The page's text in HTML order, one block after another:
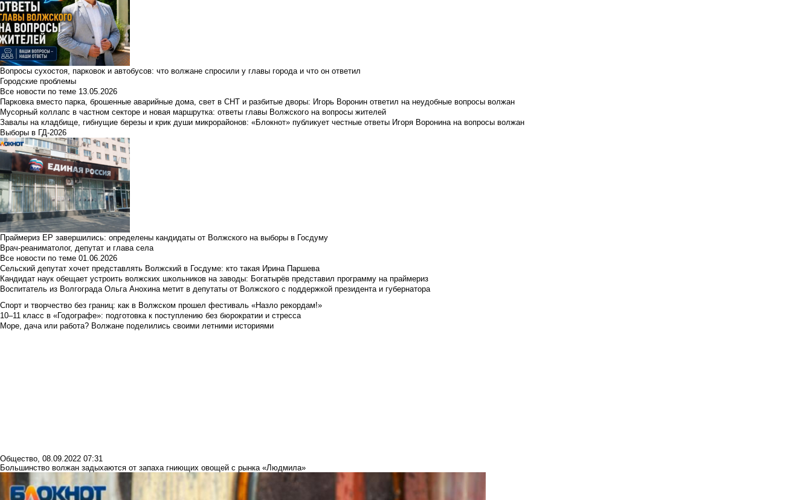
Вопросы сухостоя, парковок и автобусов: что волжане спросили у главы города и что он ответил
Городские проблемы
Все новости по теме 13.05.2026
Парковка вместо парка, брошенные аварийные дома, свет в СНТ и разбитые дворы: Игорь Воронин ответил на неудобные вопросы волжан
Мусорный коллапс в частном секторе и новая маршрутка: ответы главы Волжского на вопросы жителей
Завалы на кладбище, гибнущие березы и крик души микрорайонов: «Блокнот» публикует честные ответы Игоря Воронина на вопросы волжан
Выборы в ГД-2026
Праймериз ЕР завершились: определены кандидаты от Волжского на выборы в Госдуму
Врач-реаниматолог, депутат и глава села
Все новости по теме 01.06.2026
Сельский депутат хочет представлять Волжский в Госдуме: кто такая Ирина Паршева
Кандидат наук обещает устроить волжских школьников на заводы: Богатырёв представил программу на праймериз
Воспитатель из Волгограда Ольга Анохина метит в депутаты от Волжского с поддержкой президента и губернатора
Спорт и творчество без границ: как в Волжском прошел фестиваль «Назло рекордам!»
10–11 класс в «Годографе»: подготовка к поступлению без бюрократии и стресса
Море, дача или работа? Волжане поделились своими летними историями
Общество, 08.09.2022 07:31
Большинство волжан задыхаются от запаха гниющих овощей с рынка «Людмила»